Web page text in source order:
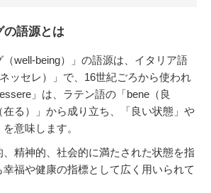
の語源とは
（well-being）」の語源は、イタリア語
ッセレ）」で、16世紀ごろから使われ
」は、ラテン語の「bene（良
在る）」から成り立ち、「良い状態」や
意味します。​
、精神的、社会的に満たされた状態を指
幸福や健康の指標として広く用いられて